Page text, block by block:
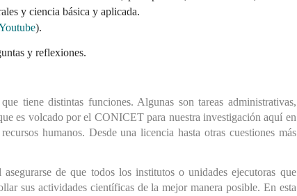
y ciencia básica y aplicada.
).
y reflexiones.
tiene distintas funciones. Algunas son tareas administrativas,
es volcado por el CONICET para nuestra investigación aquí en
recursos humanos. Desde una licencia hasta otras cuestiones más
de que todos los institutos o unidades ejecutoras que
sus actividades científicas de la mejor manera posible. En esta